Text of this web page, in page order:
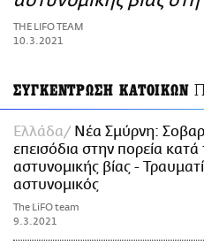
ΑΜΠΑ
PRINT
THE LIFO TEAM
10.3.2021
ΣΥΓΚΕΝΤΡΩΣΗ ΚΑΤΟΙΚΩΝ
Ελλάδα
Νέα Σμύρνη:
επεισόδια στην πορεία κατά
αστυνομικής βίας -
αστυνομικός
The LiFO team
9.3.2021